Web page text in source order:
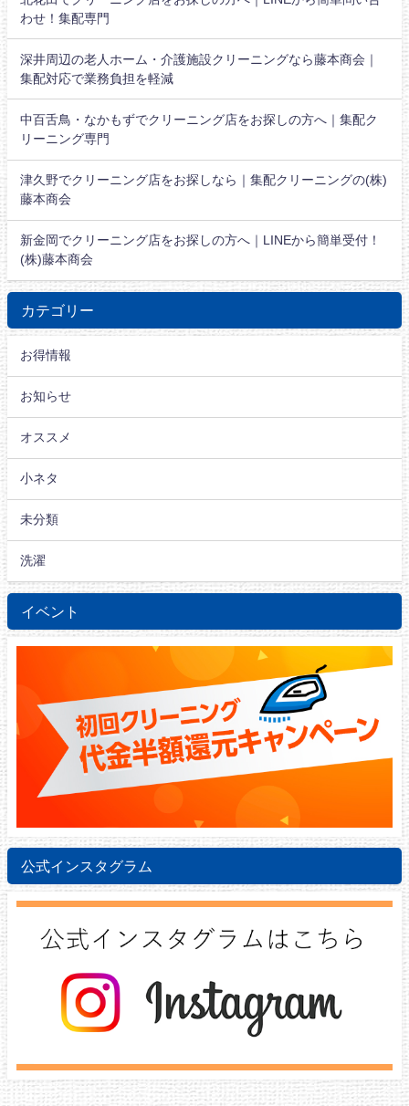
わせ！集配専門
深井周辺の老人ホーム・介護施設クリーニングなら藤本商会｜
集配対応で業務負担を軽減
中百舌鳥・なかもずでクリーニング店をお探しの方へ｜集配ク
リーニング専門
津久野でクリーニング店をお探しなら｜集配クリーニングの(株)
藤本商会
新金岡でクリーニング店をお探しの方へ｜LINEから簡単受付！
(株)藤本商会
カテゴリー
お得情報
お知らせ
オススメ
小ネタ
未分類
洗濯
イベント
公式インスタグラム